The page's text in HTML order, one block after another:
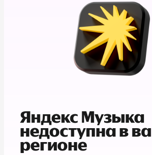
Яндекс Музыка
недоступна в
регионе